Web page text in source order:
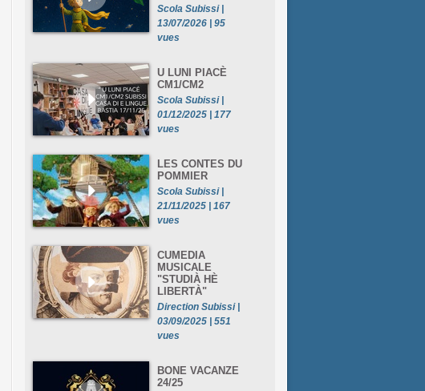
Scola Subissi |
13/07/2026 | 95
vues
U LUNI PIACÈ
CM1/CM2
Scola Subissi |
01/12/2025 | 177
vues
LES CONTES DU
POMMIER
Scola Subissi |
21/11/2025 | 167
vues
CUMEDIA
MUSICALE
"STUDIÀ HÈ
LIBERTÀ"
Direction Subissi |
03/09/2025 | 551
vues
BONE VACANZE
24/25